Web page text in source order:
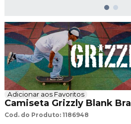
Adicionar aos Favoritos
Camiseta Grizzly Blank
Cod. do Produto: 1186948